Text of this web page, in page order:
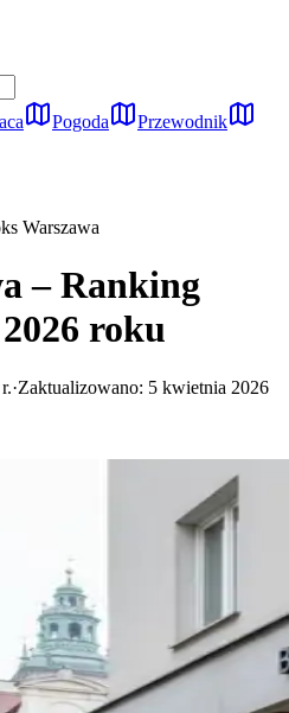
Pogoda
Przewodnik
Warszawa
– Ranking
roku
·Zaktualizowano: 5 kwietnia 2026